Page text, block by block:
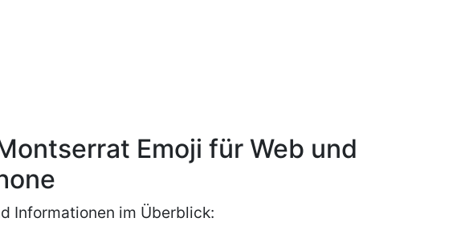
Emoji für Web und
Informationen im Überblick: